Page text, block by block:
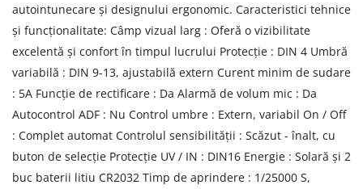
autointunecare și designului ergonomic. Caracteristici tehnice
și funcționalitate: Câmp vizual larg : Oferă o vizibilitate
excelentă și confort în timpul lucrului Protecție : DIN 4 Umbră
variabilă : DIN 9-13, ajustabilă extern Curent minim de sudare
: 5A Funcție de rectificare : Da Alarmă de volum mic : Da
Autocontrol ADF : Nu Control umbre : Extern, variabil On / Off
: Complet automat Controlul sensibilității : Scăzut - înalt, cu
buton de selecție Protecție UV / IN : DIN16 Energie : Solară și 2
buc baterii litiu CR2032 Timp de aprindere : 1/25000 S,